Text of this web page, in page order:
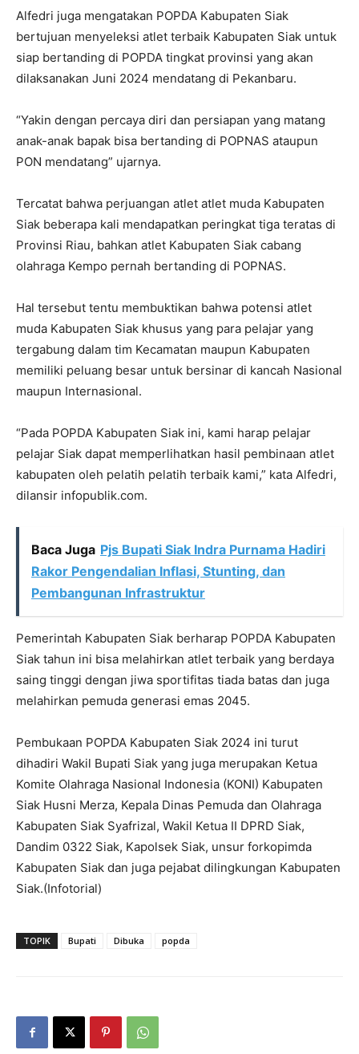
Alfedri juga mengatakan POPDA Kabupaten Siak
bertujuan menyeleksi atlet terbaik Kabupaten Siak untuk
siap bertanding di POPDA tingkat provinsi yang akan
dilaksanakan Juni 2024 mendatang di Pekanbaru.
“Yakin dengan percaya diri dan persiapan yang matang
anak-anak bapak bisa bertanding di POPNAS ataupun
PON mendatang” ujarnya.
Tercatat bahwa perjuangan atlet atlet muda Kabupaten
Siak beberapa kali mendapatkan peringkat tiga teratas di
Provinsi Riau, bahkan atlet Kabupaten Siak cabang
olahraga Kempo pernah bertanding di POPNAS.
Hal tersebut tentu membuktikan bahwa potensi atlet
muda Kabupaten Siak khusus yang para pelajar yang
tergabung dalam tim Kecamatan maupun Kabupaten
memiliki peluang besar untuk bersinar di kancah Nasional
maupun Internasional.
“Pada POPDA Kabupaten Siak ini, kami harap pelajar
pelajar Siak dapat memperlihatkan hasil pembinaan atlet
kabupaten oleh pelatih pelatih terbaik kami,” kata Alfedri,
dilansir infopublik.com.
Baca Juga Pjs Bupati Siak Indra Purnama Hadiri
Rakor Pengendalian Inflasi, Stunting, dan
Pembangunan Infrastruktur
Pemerintah Kabupaten Siak berharap POPDA Kabupaten
Siak tahun ini bisa melahirkan atlet terbaik yang berdaya
saing tinggi dengan jiwa sportifitas tiada batas dan juga
melahirkan pemuda generasi emas 2045.
Pembukaan POPDA Kabupaten Siak 2024 ini turut
dihadiri Wakil Bupati Siak yang juga merupakan Ketua
Komite Olahraga Nasional Indonesia (KONI) Kabupaten
Siak Husni Merza, Kepala Dinas Pemuda dan Olahraga
Kabupaten Siak Syafrizal, Wakil Ketua II DPRD Siak,
Dandim 0322 Siak, Kapolsek Siak, unsur forkopimda
Kabupaten Siak dan juga pejabat dilingkungan Kabupaten
Siak.(Infotorial)
TOPIK Bupati Dibuka popda